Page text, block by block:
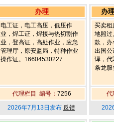
办理
电工证，电工高压，低压作
业，焊工证，焊接与热切割作
业，登高证，高处作业，应急
管理厅，原安监局，特种作业
操作证。16604530227
代理栏目 编号： 7256
2026年7月13日发布 反馈
办
买卖租
地照过
款，办
出国公
译，代
条龙
代